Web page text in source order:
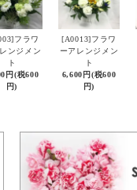
フラワ
ンジメン
ト
円(税600
円)
[A0013]フラワ
ーアレンジメン
ト
6,600円(税600
円)